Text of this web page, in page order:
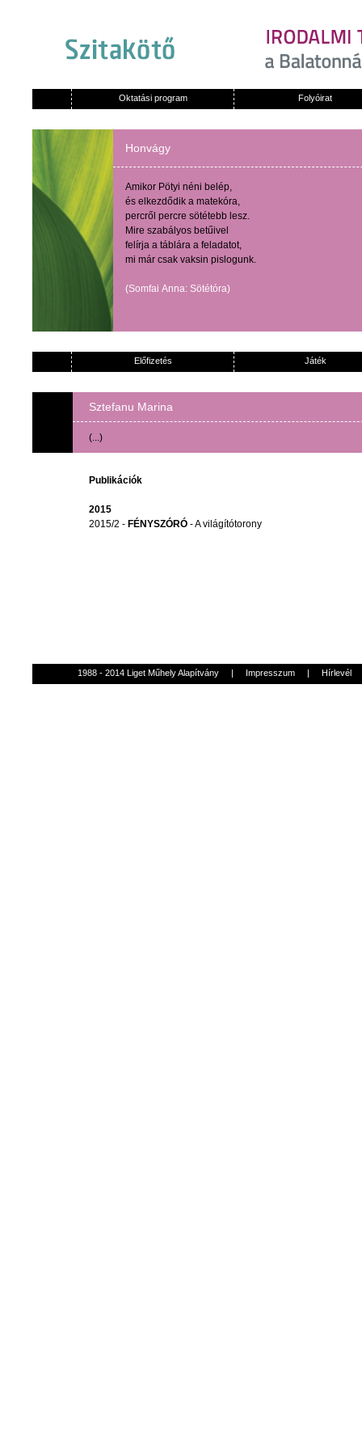
Oktatási program Folyóirat
Honvágy
Amikor Pötyi néni belép,
és elkezdődik a matekóra,
percről percre sötétebb lesz.
Mire szabályos betűivel
felírja a táblára a feladatot,
mi már csak vaksin pislogunk.
(Somfai Anna: Sötétóra)
Előfizetés Játék
Sztefanu Marina
(...)
Publikációk
2015
2015/2 - FÉNYSZÓRÓ - A világítótorony
1988 - 2014 Liget Műhely Alapítvány | Impresszum | Hírlevél